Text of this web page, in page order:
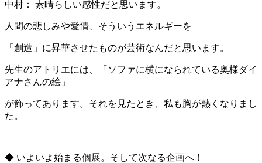
中村： 素晴らしい感性だと思います。
人間の悲しみや愛情、そういうエネルギーを
「創造」に昇華させたものが芸術なんだと思います。
先生のアトリエには、「ソファに横になられている奥様ダイ
アナさんの絵」
が飾ってあります。それを見たとき、私も胸が熱くなりまし
た。
◆ いよいよ始まる個展。そして次なる企画へ！